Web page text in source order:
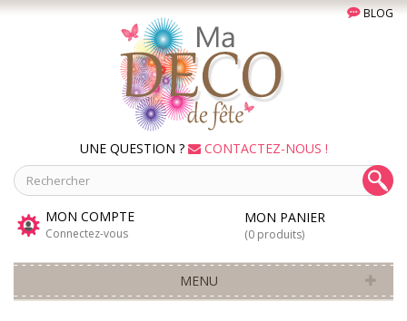
BLOG
UNE QUESTION ? CONTACTEZ-NOUS !
MON COMPTE
Connectez-vous
MON PANIER
(0 produits)
MENU